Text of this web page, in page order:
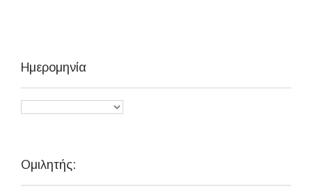
Ημερομηνία
Ομιλητής: